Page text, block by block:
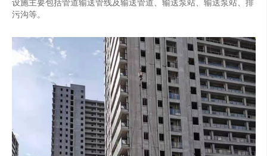
设施主要包括管道输送管线及输送管道、输送泵站、输送泵站、排
污沟等。